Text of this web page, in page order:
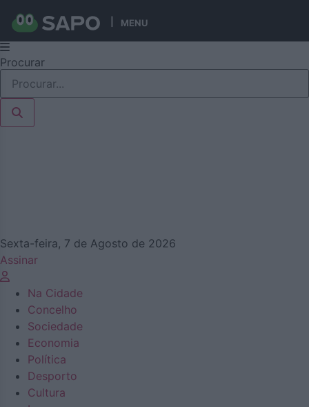
MENU
Pular
para
conteúdo
Procurar
Sexta-feira, 7 de Agosto de 2026
Assinar
Na Cidade
Concelho
Sociedade
Economia
Política
Desporto
Cultura